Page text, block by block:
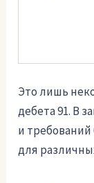
Это лишь
дебета 91. В
и
для